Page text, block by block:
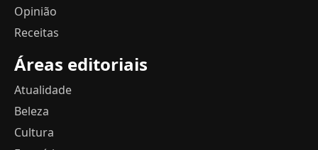
Opinião
Receitas
Áreas editoriais
Atualidade
Beleza
Cultura